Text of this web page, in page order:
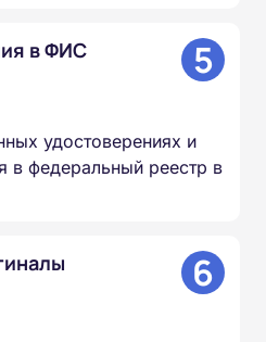
в ФИС
5
удостоверениях и
в федеральный реестр в
6